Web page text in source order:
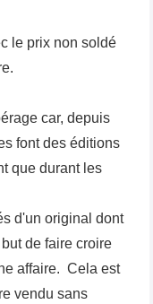
le prix non soldé
car, depuis
font des éditions
que durant les
d'un original dont
de faire croire
affaire. Cela est
vendu sans